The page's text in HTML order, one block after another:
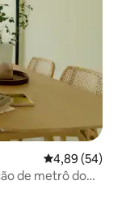
4,89 de uma
4,89 (54)
de metrô do